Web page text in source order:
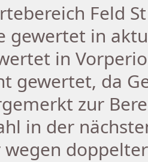
Feld
gewertet in
in
gewertet, da
zur
in der
wegen